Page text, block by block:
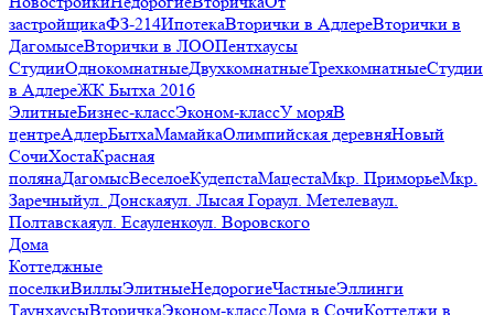
застройщикаФЗ-214ИпотекаВторички в АдлереВторички в
ДагомысеВторички в ЛООПентхаусы
СтудииОднокомнатныеДвухкомнатныеТрехкомнатныеСтудии
в АдлереЖК Бытха 2016
ЭлитныеБизнес-классЭконом-классУ моряВ
центреАдлерБытхаМамайкаОлимпийская деревняНовый
СочиХостаКрасная
полянаДагомысВеселоеКудепстаМацестаМкр. ПриморьеМкр.
Заречныйул. Донскаяул. Лысая Гораул. Метелеваул.
Полтавскаяул. Есауленкоул. Воровского
Дома
Коттеджные
поселкиВиллыЭлитныеНедорогиеЧастныеЭллинги
ТаунхаусыВторичкаЭконом-классДома в СочиКоттеджи в